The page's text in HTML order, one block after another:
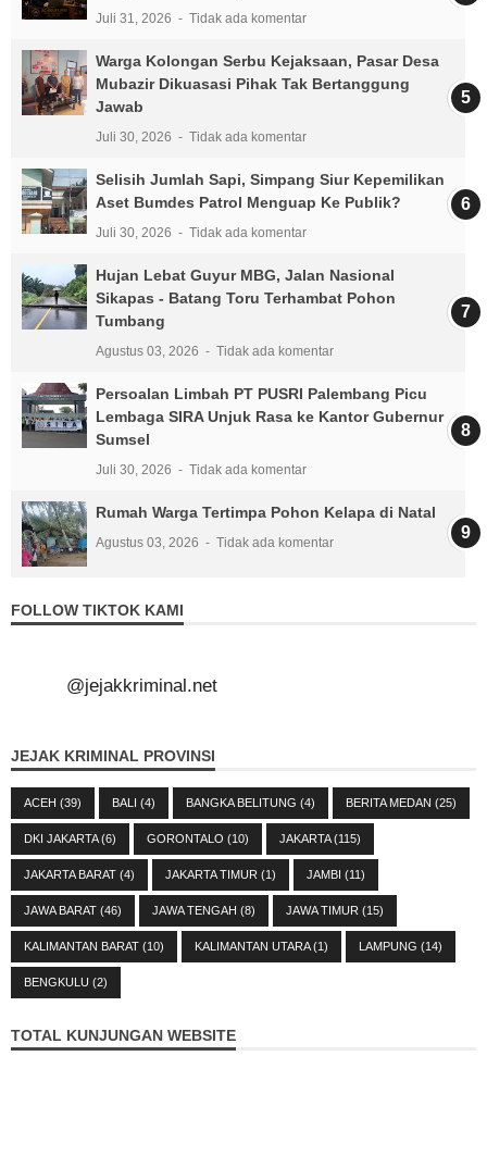
Juli 31, 2026 Tidak ada komentar
Warga Kolongan Serbu Kejaksaan, Pasar Desa
Mubazir Dikuasasi Pihak Tak Bertanggung
Jawab
Juli 30, 2026 Tidak ada komentar
Selisih Jumlah Sapi, Simpang Siur Kepemilikan
Aset Bumdes Patrol Menguap Ke Publik?
Juli 30, 2026 Tidak ada komentar
Hujan Lebat Guyur MBG, Jalan Nasional
Sikapas - Batang Toru Terhambat Pohon
Tumbang
Agustus 03, 2026 Tidak ada komentar
Persoalan Limbah PT PUSRI Palembang Picu
Lembaga SIRA Unjuk Rasa ke Kantor Gubernur
Sumsel
Juli 30, 2026 Tidak ada komentar
Rumah Warga Tertimpa Pohon Kelapa di Natal
Agustus 03, 2026 Tidak ada komentar
FOLLOW TIKTOK KAMI
@jejakkriminal.net
JEJAK KRIMINAL PROVINSI
ACEH (39) BALI (4) BANGKA BELITUNG (4) BERITA MEDAN (25)
DKI JAKARTA(6) GORONTALO (10) JAKARTA(115)
JAKARTA BARAT (4) JAKARTA TIMUR (1) JAMBI (11)
JAWA BARAT (46) JAWA TENGAH (8) JAWA TIMUR (15)
KALIMANTAN BARAT (10) KALIMANTAN UTARA(1) LAMPUNG (14)
BENGKULU (2)
TOTAL KUNJUNGAN WEBSITE